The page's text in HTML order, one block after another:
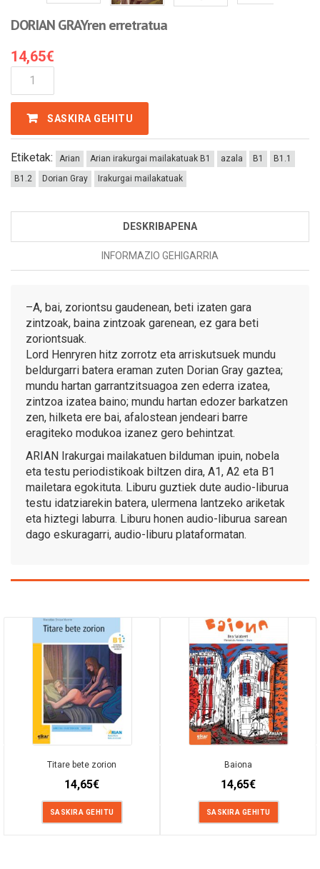
DORIAN GRAYren erretratua
14,65€
DORIAN
GRAYren
Erretratua
KantitateaSASKIRA GEHITU
Etiketak: Arian Arian irakurgai mailakatuak B1 azala B1
B1.1
B1.2
Dorian Gray Irakurgai mailakatuak
DESKRIBAPENA
INFORMAZIO GEHIGARRIA
–A, bai, zoriontsu gaudenean, beti izaten gara
zintzoak, baina zintzoak garenean, ez gara beti
zoriontsuak.
Lord Henryren hitz zorrotz eta arriskutsuek mundu
beldurgarri batera eraman zuten Dorian Gray gaztea;
mundu hartan garrantzitsuagoa zen ederra izatea,
zintzoa izatea baino; mundu hartan edozer barkatzen
zen, hilketa ere bai, afalostean jendeari barre
eragiteko modukoa izanez gero behintzat.
ARIAN Irakurgai mailakatuen bilduman ipuin, nobela
eta testu periodistikoak biltzen dira, A1, A2 eta B1
mailetara egokituta. Liburu guztiek dute audio-liburua
testu idatziarekin batera, ulermena lantzeko ariketak
eta hiztegi laburra. Liburu honen audio-liburua sarean
dago eskuragarri, audio-liburu plataformatan.
Titare bete zorion
14,65€
SASKIRA GEHITU
Baiona
14,65€
SASKIRA GEHITU